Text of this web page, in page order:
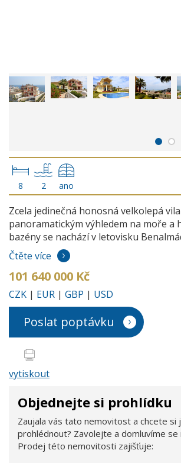
8 2 ano
Zcela jedinečná honosná velkolepá
panoramatickým výhledem na moře a
bazény se nachází v letovisku
Čtěte více
101 640 000 Kč
CZK | EUR | GBP | USD
Poslat poptávku
vytiskout
Objednejte si prohlídku
Zaujala vás tato nemovitost a chcete si
prohlédnout? Zavolejte a domluvíme se
Prodej této nemovitosti zajišťuje: